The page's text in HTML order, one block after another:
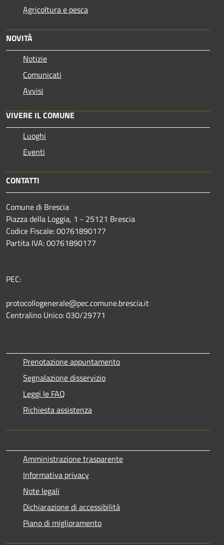
Agricoltura e pesca
NOVITÀ
Notizie
Comunicati
Avvisi
VIVERE IL COMUNE
Luoghi
Eventi
CONTATTI
Comune di Brescia
Piazza della Loggia, 1 - 25121 Brescia
Codice Fiscale: 00761890177
Partita IVA: 00761890177
PEC:
protocollogenerale@pec.comune.brescia.it
Centralino Unico: 030/29771
Prenotazione appuntamento
Segnalazione disservizio
Leggi le FAQ
Richiesta assistenza
Amministrazione trasparente
Informativa privacy
Note legali
Dichiarazione di accessibilità
Piano di miglioramento